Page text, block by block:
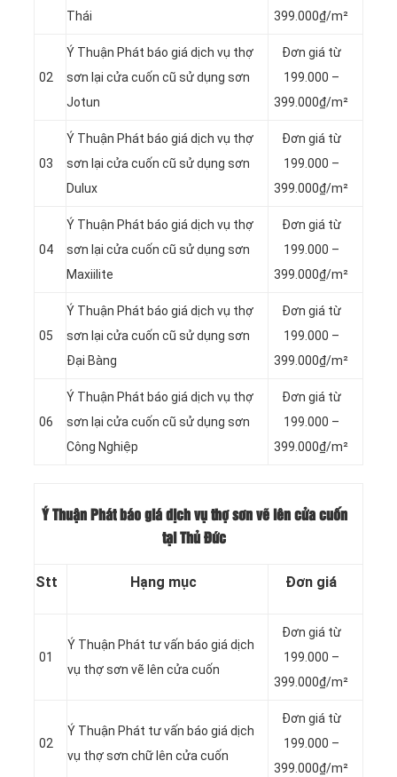
Thái
399.000₫/m²
02
Ý Thuận Phát báo giá dịch vụ thợ
sơn lại cửa cuốn cũ sử dụng sơn
Jotun
Đơn giá từ
199.000 –
399.000₫/m²
03
Ý Thuận Phát báo giá dịch vụ thợ
sơn lại cửa cuốn cũ sử dụng sơn
Dulux
Đơn giá từ
199.000 –
399.000₫/m²
04
Ý Thuận Phát báo giá dịch vụ thợ
sơn lại cửa cuốn cũ sử dụng sơn
Maxiilite
Đơn giá từ
199.000 –
399.000₫/m²
05
Ý Thuận Phát báo giá dịch vụ thợ
sơn lại cửa cuốn cũ sử dụng sơn
Đại Bàng
Đơn giá từ
199.000 –
399.000₫/m²
06
Ý Thuận Phát báo giá dịch vụ thợ
sơn lại cửa cuốn cũ sử dụng sơn
Công Nghiệp
Đơn giá từ
199.000 –
399.000₫/m²
Ý Thuận Phát báo giá dịch vụ thợ sơn vẽ lên cửa cuốn
tại Thủ Đức
Stt Hạng mục Đơn giá
01
Ý Thuận Phát tư vấn báo giá dịch
vụ thợ sơn vẽ lên cửa cuốn
Đơn giá từ
199.000 –
399.000₫/m²
02
Ý Thuận Phát tư vấn báo giá dịch
vụ thợ sơn chữ lên cửa cuốn
Đơn giá từ
199.000 –
399.000₫/m²